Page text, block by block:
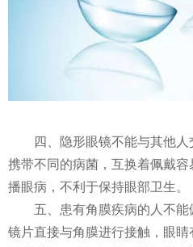
四、 隐形眼镜不能与其他人
携带不同的病菌，互换着佩戴
播眼病，不利于保持眼部卫生。
五、患有角膜疾病的人不
镜片直接与角膜进行接触，眼